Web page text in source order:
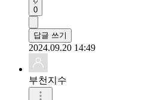
0
답글 쓰기
2024.09.20 14:49
부천지수